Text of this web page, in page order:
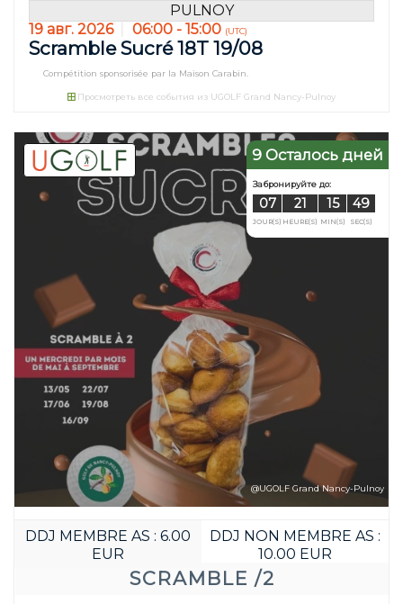
JOUR(S)HEURE(S)
PULNOY
19 авг. 2026
06:00 - 15:00 (UTC)
Scramble Sucré 18T 19/08
Compétition sponsorisée par la Maison Carabin.
Просмотреть все события из UGOLF Grand Nancy-Pulnoy
9 Осталось дней
SCRAMBLE /2
DDJ MEMBRE AS : 6.00
EUR
DDJ NON MEMBRE AS :
10.00 EUR
@UGOLF Grand Nancy-Pulnoy